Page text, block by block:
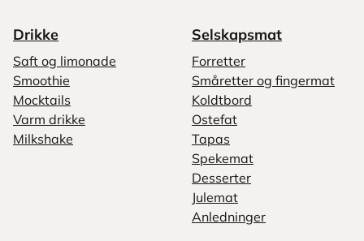
Drikke
Saft og limonade
Smoothie
Mocktails
Varm drikke
Milkshake
Selskapsmat
Forretter
Småretter og fingermat
Koldtbord
Ostefat
Tapas
Spekemat
Desserter
Julemat
Anledninger